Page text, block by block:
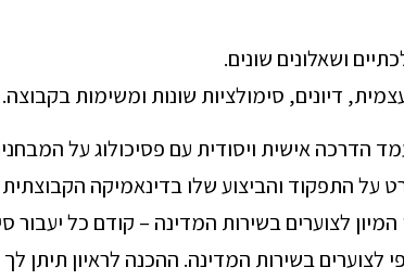
ושאלונים שונים.
דיונים, סימולציות שונות ומשימות בקבוצה.
הדרכה אישית ויסודית עם פסיכולוג על
התפקוד והביצוע שלו בדינאמיקה
לצוערים בשירות המדינה – קודם כל יעבור
בשירות המדינה. ההכנה לראיון תיתן